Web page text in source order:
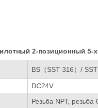
2-позиционный 5-
BS（SST 316）/ SST
DC24V
Резьба NPT, резьба